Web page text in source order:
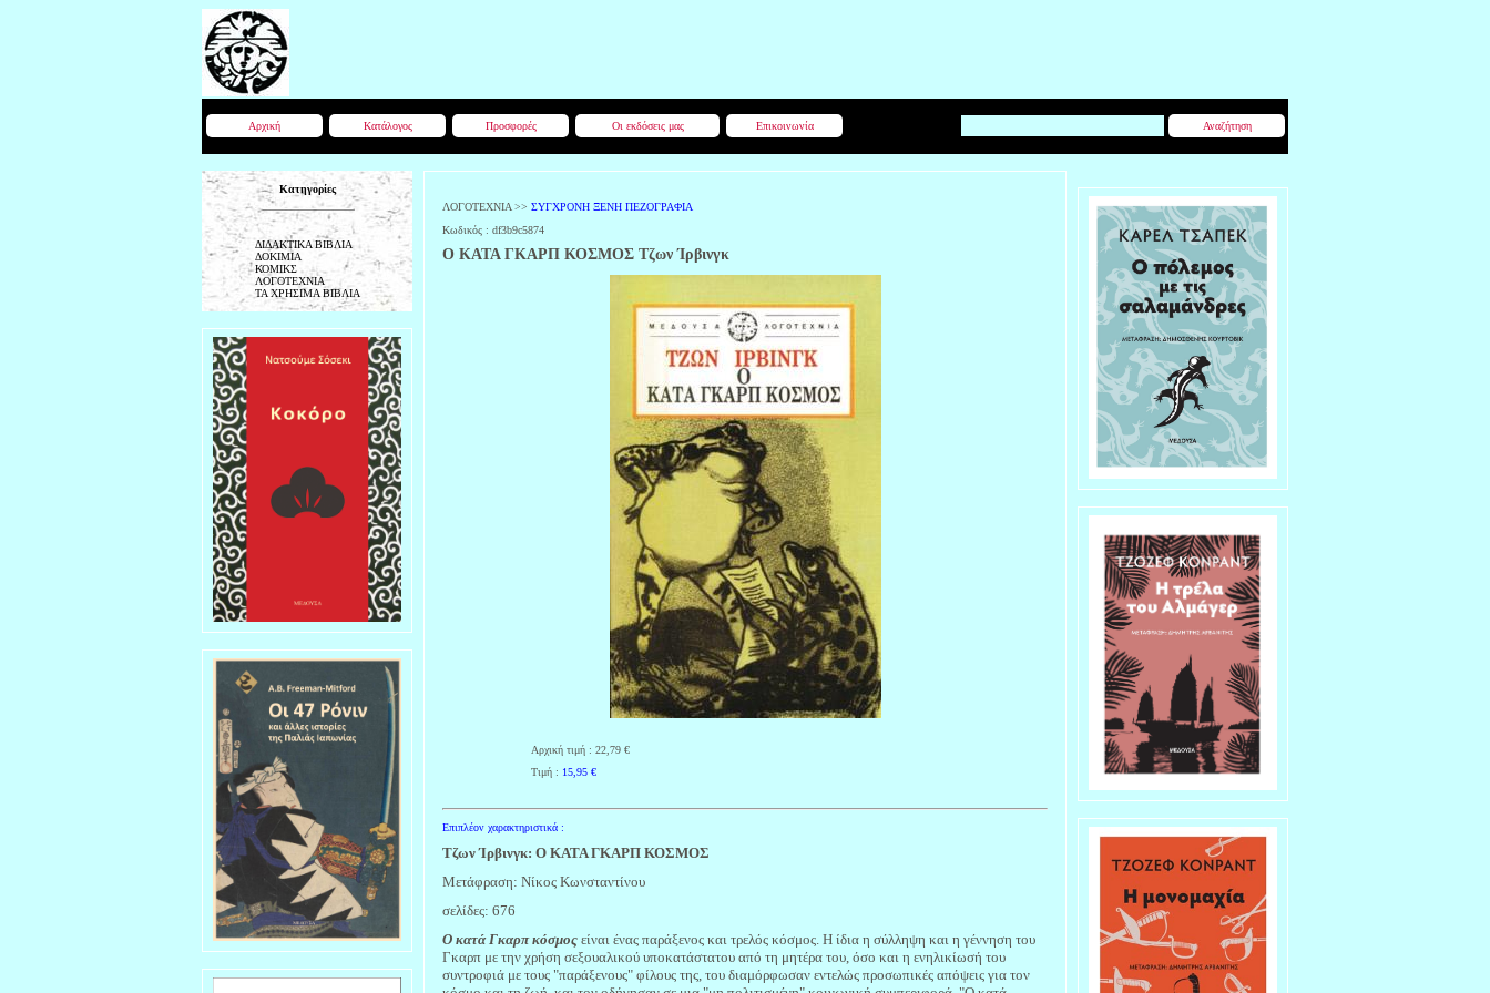
Αρχική Κατάλογος Προσφορές Οι εκδόσεις μας Επικοινωνία Αναζήτηση
Κατηγορίες
ΔΙΔΑΚΤΙΚΑ ΒΙΒΛΙΑ
ΔΟΚΙΜΙΑ
ΚΟΜΙΚΣ
ΛΟΓΟΤΕΧΝΙΑ
ΤΑ ΧΡΗΣΙΜΑ ΒΙΒΛΙΑ
ΛΟΓΟΤΕΧΝΙΑ >> ΣΥΓΧΡΟΝΗ ΞΕΝΗ ΠΕΖΟΓΡΑΦΙΑ
Κωδικός : df3b9c5874
Ο ΚΑΤΑ ΓΚΑΡΠ ΚΟΣΜΟΣ Τζων Ίρβινγκ
Αρχική τιμή : 22,79 €
Τιμή : 15,95 €
Επιπλέον χαρακτηριστικά :
Τζων Ίρβινγκ: Ο ΚΑΤΑ ΓΚΑΡΠ ΚΟΣΜΟΣ
Μετάφραση: Νίκος Κωνσταντίνου
σελίδες: 676
Ο κατά Γκαρπ κόσμος είναι ένας παράξενος και τρελός κόσμος. Η ίδια η σύλληψη και η γέννηση του
Γκαρπ με την χρήση σεξουαλικού υποκατάστατου από τη μητέρα του, όσο και η ενηλικίωσή του
συντροφιά με τους "παράξενους" φίλους της, του διαμόρφωσαν εντελώς προσωπικές απόψεις για τον